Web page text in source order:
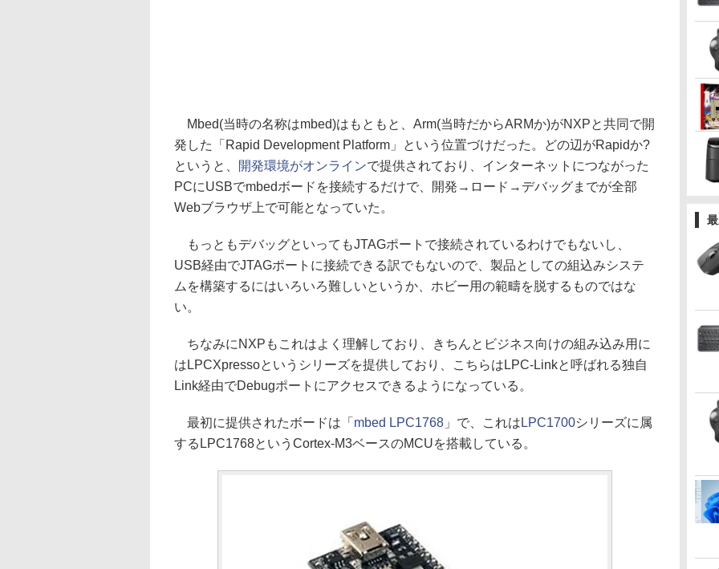
Mbed(当時の名称はmbed)はもともと、Arm(当時だからARMか)がNXPと共同で開
発した「Rapid Development Platform」という位置づけだった。どの辺がRapidか?
というと、
開発環境がオンラインで提供されており、インターネットにつながった
PCにUSBでmbedボードを接続するだけで、開発→ロード→デバッグまでが全部
Webブラウザ上で可能となっていた。
もっともデバッグといってもJTAGポートで接続されているわけでもないし、
USB経由でJTAGポートに接続できる訳でもないので、製品としての組込みシステ
ムを構築するにはいろいろ難しいというか、ホビー用の範疇を脱するものではな
い。
ちなみにNXPもこれはよく理解しており、きちんとビジネス向けの組み込み用に
はLPCXpressoというシリーズを提供しており、こちらはLPC-Linkと呼ばれる独自
Link経由でDebugポートにアクセスできるようになっている。
最初に提供されたボードは「 mbed LPC1768 」で、これは LPC1700シリーズに属
するLPC1768というCortex-M3ベースのMCUを搭載している。